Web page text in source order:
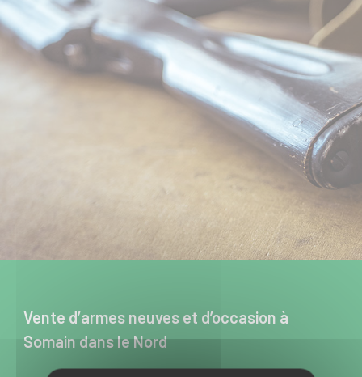
Vente d’armes neuves et d’occasion à
Somain dans le Nord